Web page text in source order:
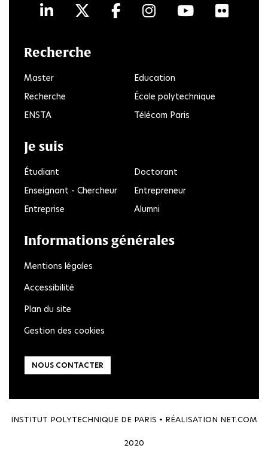
LinkedInTwitterFacebook
Instagram
Youtube
Recherche
Master
Education
Recherche
École polytechnique
ENSTA
Télécom Paris
Je suis
Étudiant
Doctorant
Enseignant - Chercheur
Entrepreneur
Entreprise
Alumni
Informations générales
Mentions légales
Accessibilité
Plan du site
Gestion des cookies
NOUS CONTACTER
INSTITUT POLYTECHNIQUE DE PARIS • RÉALISATION NET.COM
2020